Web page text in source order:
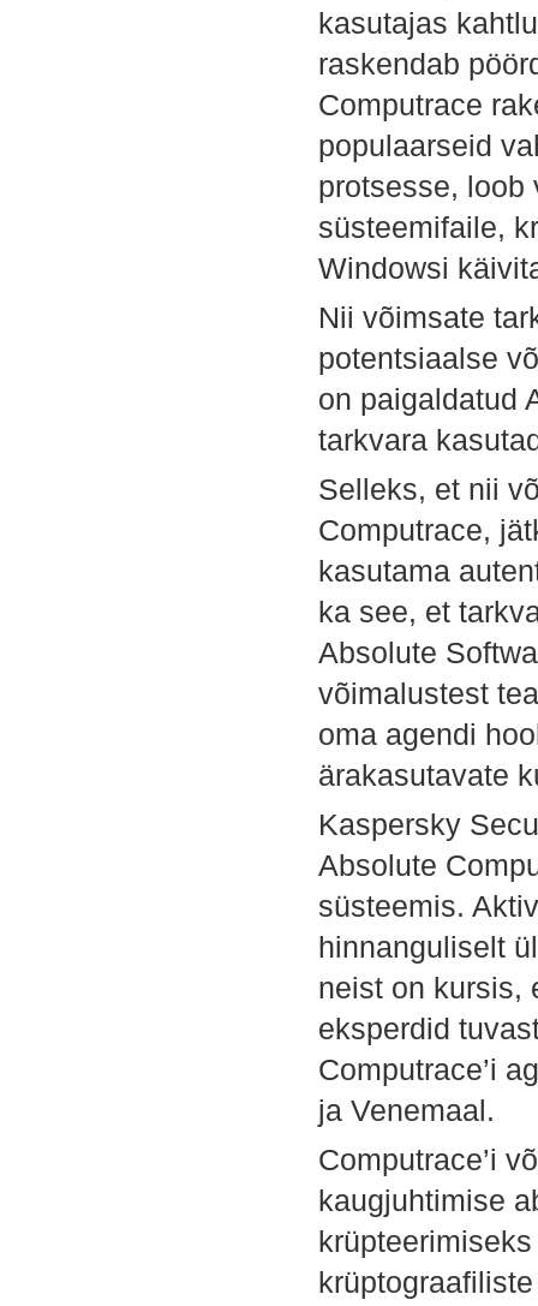
kasutajas
raskendab
Computrace
populaarseid
protsesse, loob
süsteemifaile,
Windowsi
Nii võimsate
potentsiaalse
on paigaldatud
tarkvara
Selleks, et nii
Computrace,
kasutama
ka see, et
Absolute
võimalustest
oma agendi
ärakasutavate
Kaspersky
Absolute
süsteemis.
hinnanguliselt
neist on kursis,
eksperdid
Computrace’i
ja Venemaal.
Computrace’i
kaugjuhtimise